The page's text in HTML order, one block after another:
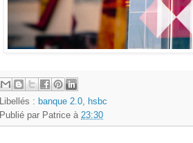
Libellés : banque 2.0, hsbc
Publié par Patrice à 23:30